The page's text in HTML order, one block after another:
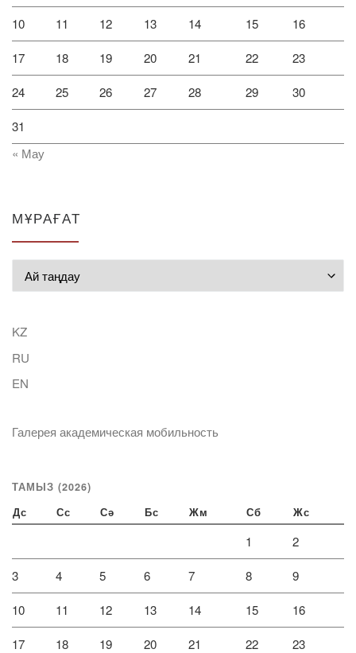
10 11 12 13 14 15 16
17 18 19 20 21 22 23
24 25 26 27 28 29 30
31
« Мау
МҰРАҒАТ
KZ
RU
EN
Галерея академическая мобильность
ТАМЫЗ (2026)
Дс Сс Сә Бс Жм Сб Жс
1 2
3 4 5 6 7 8 9
10 11 12 13 14 15 16
17 18 19 20 21 22 23